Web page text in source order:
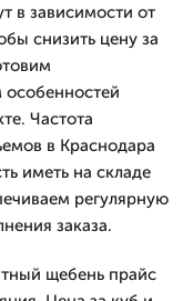
в зависимости от
снизить цену за
Частота
в Краснодара
иметь на складе
регулярную
заказа.
щебень прайс